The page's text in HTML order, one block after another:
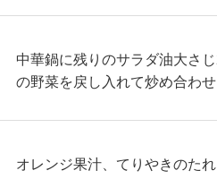
中華鍋に残りのサラダ油大さ
の野菜を戻し入れて炒め合わせ
オレンジ果汁、てりやきのた